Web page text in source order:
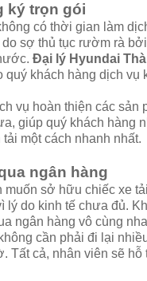
ký trọn gói
có thời gian làm
do sợ thủ tục rườm rà
Đại lý Hyundai
quý khách hàng dịch vụ
vụ hoàn thiện các sản
giúp quý khách hàng
một cách nhanh nhất.
ngân hàng
muốn sở hữu chiếc xe tải
lý do kinh tế chưa đủ.
ngân hàng vô cùng
cần phải đi lại
Tất cả, nhân viên sẽ hỗ